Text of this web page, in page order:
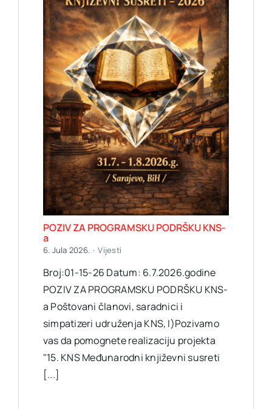
POZIV ZA PROGRAMSKU PODRŠKU KNS-
a
6. Jula 2026. · Vijesti
Broj:01-15-26 Datum: 6.7.2026.godine
POZIV ZA PROGRAMSKU PODRŠKU KNS-
a Poštovani članovi, saradnici i
simpatizeri udruženja KNS, I)Pozivamo
vas da pomognete realizaciju projekta
"15. KNS Međunarodni književni susreti
[...]